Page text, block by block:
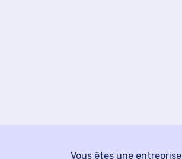
Vous êtes une entreprise